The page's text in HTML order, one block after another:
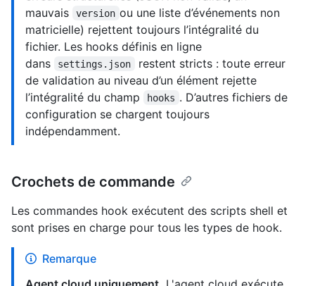
mauvais
version ou une liste d’événements non
matricielle) rejettent toujours l’intégralité du
fichier. Les hooks définis en ligne
dans
settings.json
restent stricts : toute erreur
de validation au niveau d’un élément rejette
l’intégralité du champ
hooks . D’autres fichiers de
configuration se chargent toujours
indépendamment.
Crochets de commande
Les commandes hook exécutent des scripts shell et
sont prises en charge pour tous les types de hook.
Remarque